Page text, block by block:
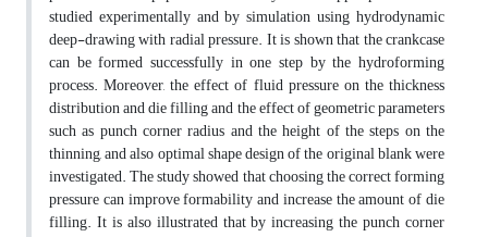
studied experimentally and by simulation using hydrodynamic
deep-drawing with radial pressure. It is shown that the crankcase
can be formed successfully in one step by the hydroforming
process. Moreover, the effect of fluid pressure on the thickness
distribution and die filling and the effect of geometric parameters
such as punch corner radius and the height of the steps on the
thinning, and also optimal shape design of the original blank were
investigated. The study showed that choosing the correct forming
pressure can improve formability and increase the amount of die
filling. It is also illustrated that by increasing the punch corner